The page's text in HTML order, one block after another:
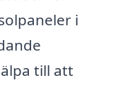
i
till att